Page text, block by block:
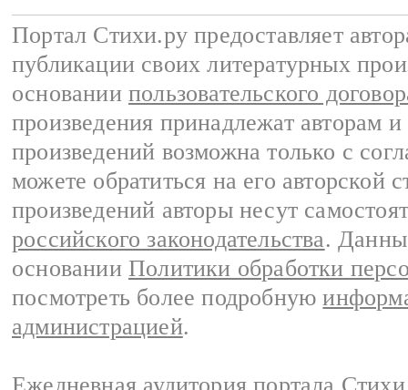
Портал Стихи.ру предоставляет
публикации своих литературных
основании пользовательского
произведения принадлежат авторам
произведений возможна только с
можете обратиться на его авторской
произведений авторы несут
российского законодательства.
основании Политики обработки
посмотреть более подробную
администрацией.
Ежедневная аудитория портала